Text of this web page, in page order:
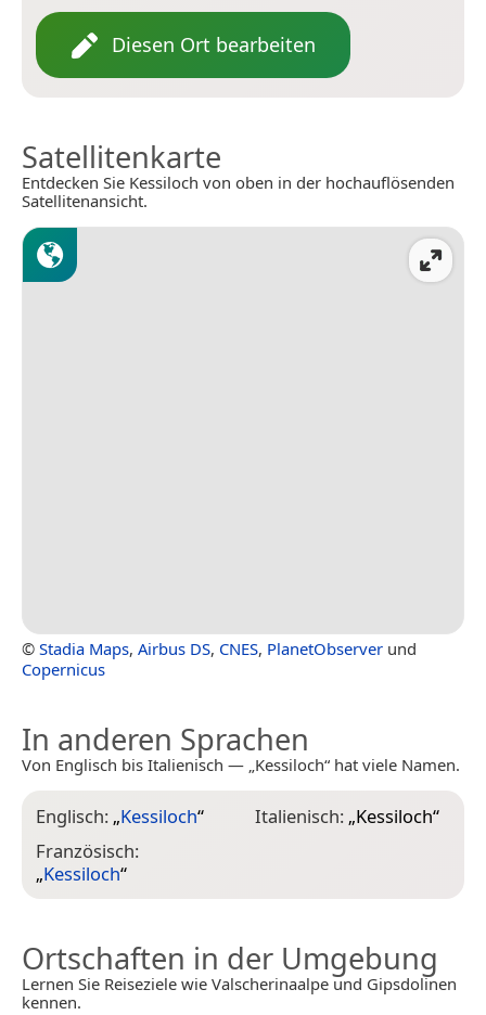
Diesen Ort bearbeiten
Satellitenkarte
Entdecken Sie Kessiloch von oben in der hochauflösenden
Satellitenansicht.
© Stadia Maps, Airbus DS, CNES, PlanetObserver und
Copernicus
In anderen Sprachen
Von Englisch bis Italienisch — „Kessiloch“ hat viele Namen.
Englisch: „Kessiloch“
Französisch:
„Kessiloch“
Italienisch: „Kessiloch“
Ortschaften in der Umgebung
Lernen Sie Reiseziele wie Valscherinaalpe und Gipsdolinen
kennen.